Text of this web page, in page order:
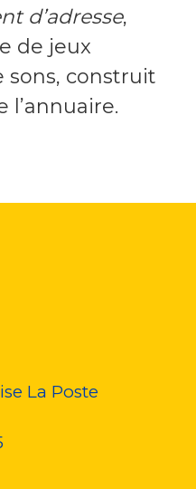
d’adresse,
de jeux
sons, construit
l’annuaire.
La Poste